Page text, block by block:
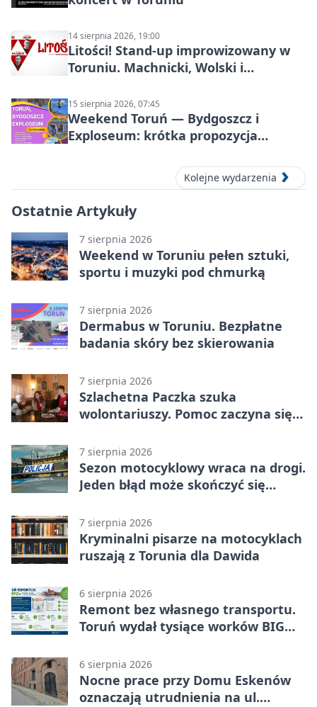
14 sierpnia 2026, 19:00
Litości! Stand-up improwizowany w
Toruniu. Machnicki, Wolski i
15 sierpnia 2026, 07:45
Weekend Toruń — Bydgoszcz i
Exploseum: krótka propozycja
Kolejne wydarzenia
Ostatnie Artykuły
7 sierpnia 2026
Weekend w Toruniu pełen sztuki,
sportu i muzyki pod chmurką
7 sierpnia 2026
Dermabus w Toruniu. Bezpłatne
badania skóry bez skierowania
7 sierpnia 2026
Szlachetna Paczka szuka
wolontariuszy. Pomoc zaczyna się
7 sierpnia 2026
Sezon motocyklowy wraca na drogi.
Jeden błąd może skończyć się
7 sierpnia 2026
Kryminalni pisarze na motocyklach
ruszają z Torunia dla Dawida
6 sierpnia 2026
Remont bez własnego transportu.
Toruń wydał tysiące worków BIG
6 sierpnia 2026
Nocne prace przy Domu Eskenów
oznaczają utrudnienia na ul.